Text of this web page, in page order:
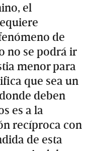
el
de
no se podrá ir
menor para
que sea un
deben
es a la
recíproca con
de esta